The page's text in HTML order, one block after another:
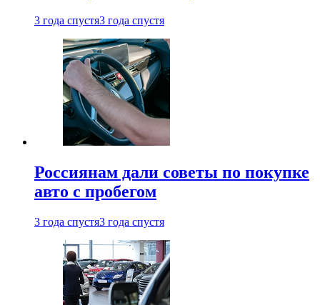
3 года спустя3 года спустя
Россиянам дали советы по покупке
авто с пробегом
3 года спустя3 года спустя